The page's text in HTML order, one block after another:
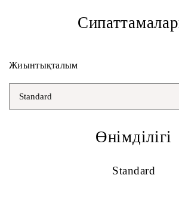
Жиынтықталым
Өнімділігі
Standard